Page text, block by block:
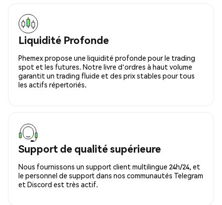
Liquidité Profonde
Phemex propose une liquidité profonde pour le trading
spot et les futures. Notre livre d'ordres à haut volume
garantit un trading fluide et des prix stables pour tous
les actifs répertoriés.
Support de qualité supérieure
Nous fournissons un support client multilingue 24h/24, et
le personnel de support dans nos communautés Telegram
et Discord est très actif.